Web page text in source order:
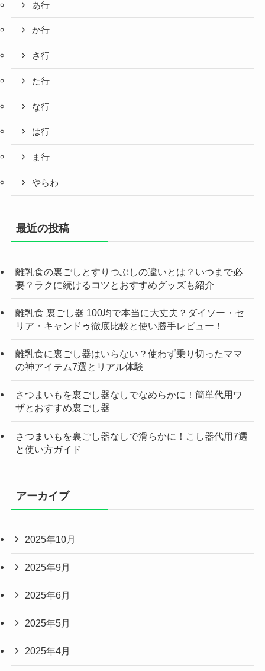
あ行
か行
さ行
た行
な行
は行
ま行
やらわ
最近の投稿
離乳食の裏ごしとすりつぶしの違いとは？いつまで必
要？ラクに続けるコツとおすすめグッズも紹介
離乳食 裏ごし器 100均で本当に大丈夫？ダイソー・セ
リア・キャンドゥ徹底比較と使い勝手レビュー！
離乳食に裏ごし器はいらない？使わず乗り切ったママ
の神アイテム7選とリアル体験
さつまいもを裏ごし器なしでなめらかに！簡単代用ワ
ザとおすすめ裏ごし器
さつまいもを裏ごし器なしで滑らかに！こし器代用7選
と使い方ガイド
アーカイブ
2025年10月
2025年9月
2025年6月
2025年5月
2025年4月